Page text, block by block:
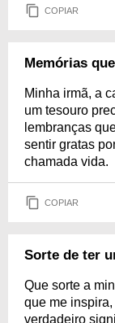
COPIAR
Memórias
Minha irmã, a
um tesouro
lembranças
sentir gratas
chamada vida.
COPIAR
Sorte de ter
Que sorte a
que me
verdadeiro